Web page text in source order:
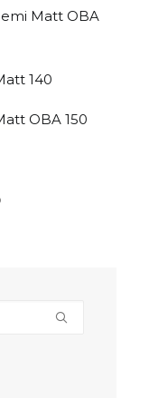
Matt OBA
140
OBA 150